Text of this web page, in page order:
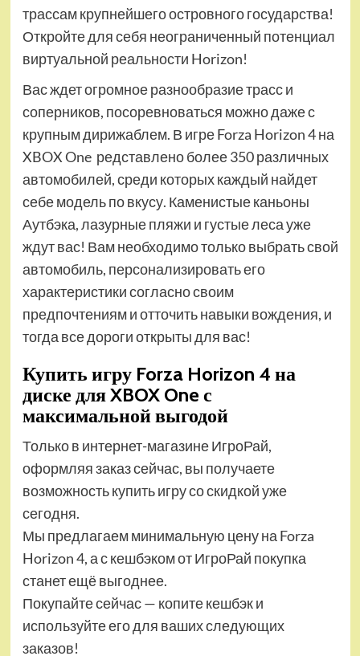
трассам крупнейшего островного государства!
Откройте для себя неограниченный потенциал
виртуальной реальности Horizon!
Вас ждет огромное разнообразие трасс и
соперников, посоревноваться можно даже с
крупным дирижаблем. В игре Forza Horizon 4 на
XBOX One редставлено более 350 различных
автомобилей, среди которых каждый найдет
себе модель по вкусу. Каменистые каньоны
Аутбэка, лазурные пляжи и густые леса уже
ждут вас! Вам необходимо только выбрать свой
автомобиль, персонализировать его
характеристики согласно своим
предпочтениям и отточить навыки вождения, и
тогда все дороги открыты для вас!
Купить игру Forza Horizon 4 на
диске для XBOX One с
максимальной выгодой
Только в интернет-магазине ИгроРай,
оформляя заказ сейчас, вы получаете
возможность купить игру со скидкой уже
сегодня.
Мы предлагаем минимальную цену на Forza
Horizon 4, а с кешбэком от ИгроРай покупка
станет ещё выгоднее.
Покупайте сейчас — копите кешбэк и
используйте его для ваших следующих
заказов!